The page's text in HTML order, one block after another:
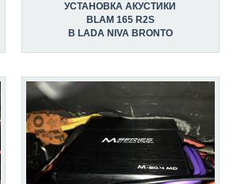
УСТАНОВКА АКУСТИКИ
BLAM 165 R2S
В LADA NIVA BRONTO